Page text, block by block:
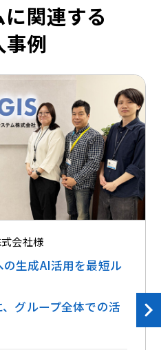
関連する
事例
会社様
生成AI活用を最短ル
グループ全体での活